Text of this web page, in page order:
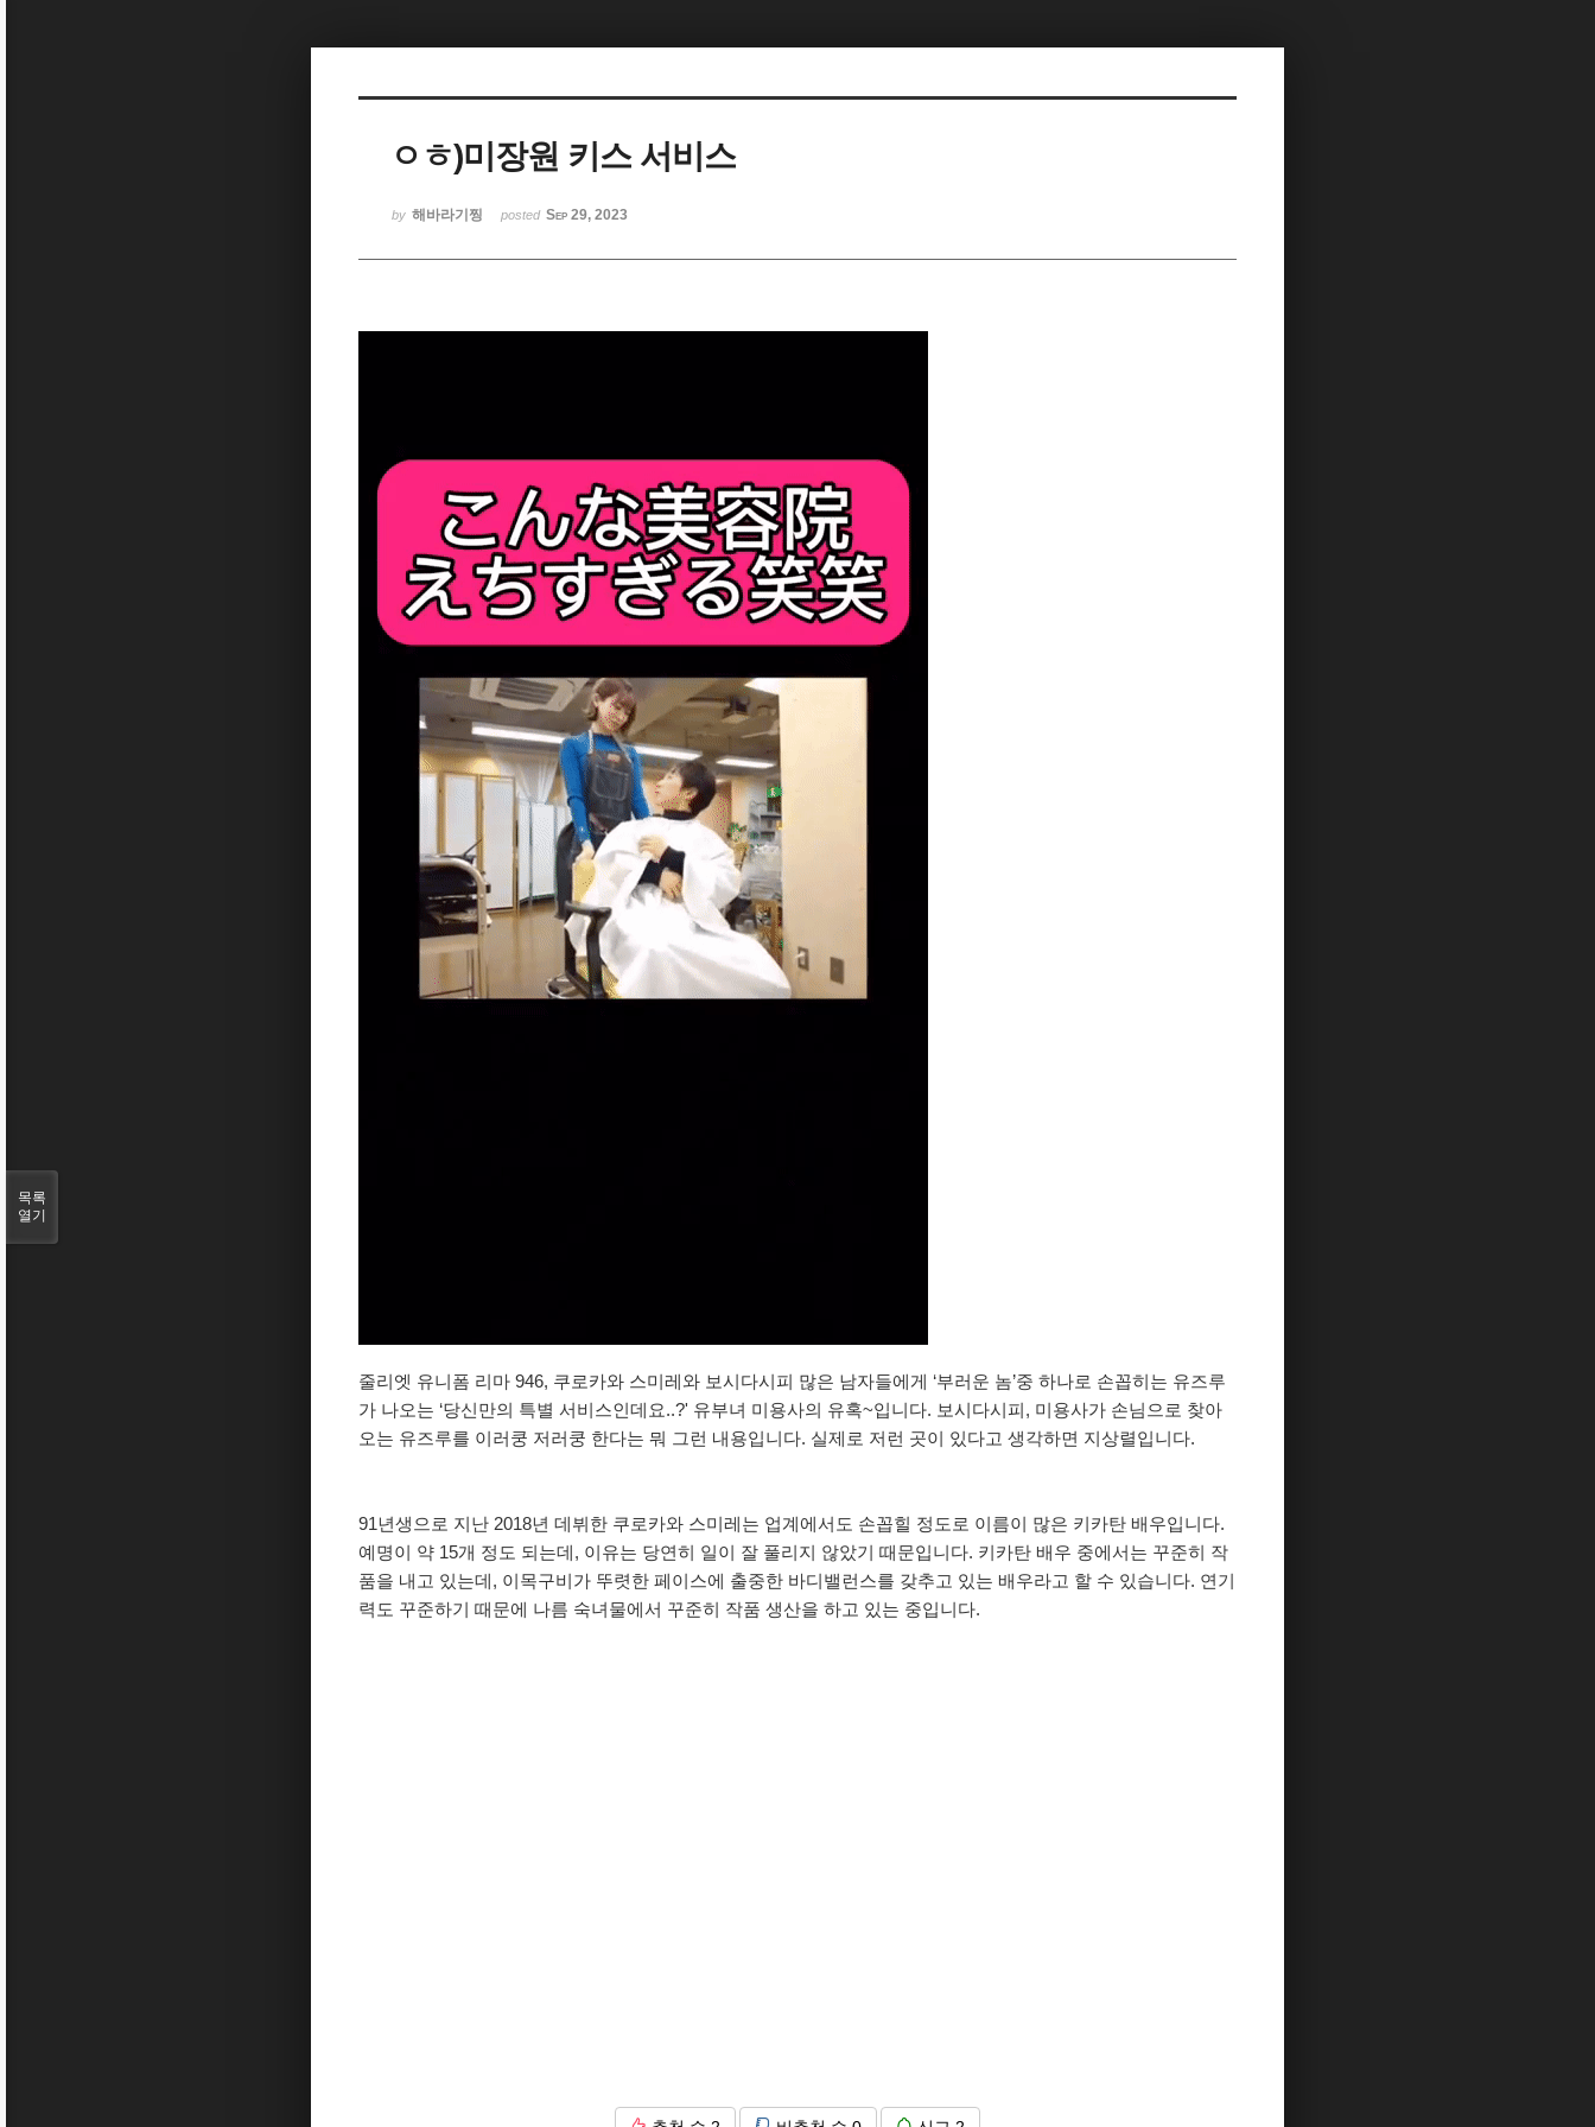
ㅇㅎ)미장원 키스 서비스
by 해바라기찡 posted Sep 29, 2023
줄리엣 유니폼 리마 946, 쿠로카와 스미레와 보시다시피 많은 남자들에게 ‘부러운 놈’중 하나로 손꼽히는 유즈루
가 나오는 ‘당신만의 특별 서비스인데요..?' 유부녀 미용사의 유혹~입니다. 보시다시피, 미용사가 손님으로 찾아
오는 유즈루를 이러쿵 저러쿵 한다는 뭐 그런 내용입니다. 실제로 저런 곳이 있다고 생각하면 지상렬입니다.
91년생으로 지난 2018년 데뷔한 쿠로카와 스미레는 업계에서도 손꼽힐 정도로 이름이 많은 키카탄 배우입니다.
예명이 약 15개 정도 되는데, 이유는 당연히 일이 잘 풀리지 않았기 때문입니다. 키카탄 배우 중에서는 꾸준히 작
품을 내고 있는데, 이목구비가 뚜렷한 페이스에 출중한 바디밸런스를 갖추고 있는 배우라고 할 수 있습니다. 연기
력도 꾸준하기 때문에 나름 숙녀물에서 꾸준히 작품 생산을 하고 있는 중입니다.
목록
열기
Sketchbook5, 스케치북5
Sketchbook5, 스케치북5